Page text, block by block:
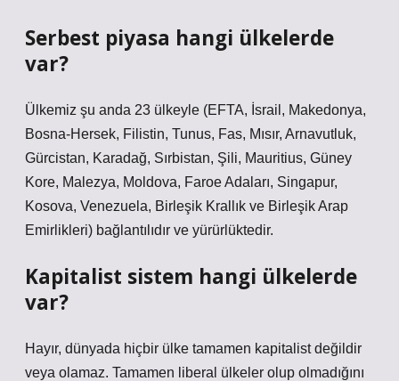
Serbest piyasa hangi ülkelerde
var?
Ülkemiz şu anda 23 ülkeyle (EFTA, İsrail, Makedonya,
Bosna-Hersek, Filistin, Tunus, Fas, Mısır, Arnavutluk,
Gürcistan, Karadağ, Sırbistan, Şili, Mauritius, Güney
Kore, Malezya, Moldova, Faroe Adaları, Singapur,
Kosova, Venezuela, Birleşik Krallık ve Birleşik Arap
Emirlikleri) bağlantılıdır ve yürürlüktedir.
Kapitalist sistem hangi ülkelerde
var?
Hayır, dünyada hiçbir ülke tamamen kapitalist değildir
veya olamaz. Tamamen liberal ülkeler olup olmadığını